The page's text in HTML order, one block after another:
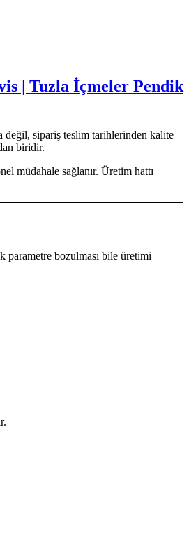
| Tuzla İçmeler Pendik
değil, sipariş teslim tarihlerinden kalite
biridir.
müdahale sağlanır. Üretim hattı
bozulması bile üretimi